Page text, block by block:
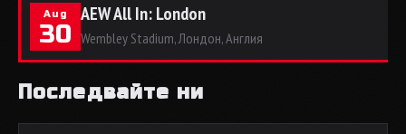
Aug
30
AEW All In: London
Wembley Stadium, Лондон, Англия
Последвайте ни